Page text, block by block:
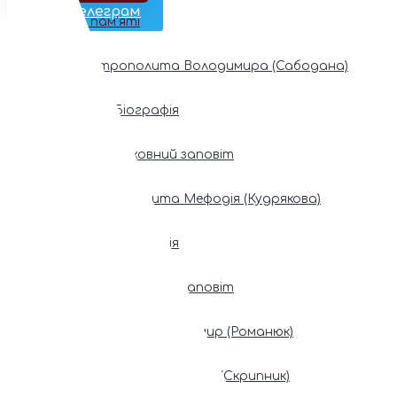
Наш Телеграм
Фонди пам’яті
Митрополита Володимира (Сабодана)
Біографія
Духовний заповіт
Митрополита Мефодія (Кудрякова)
Біографія
Духовний заповіт
Патріарх Володимир (Романюк)
Патріарх Мстислав (Скрипник)